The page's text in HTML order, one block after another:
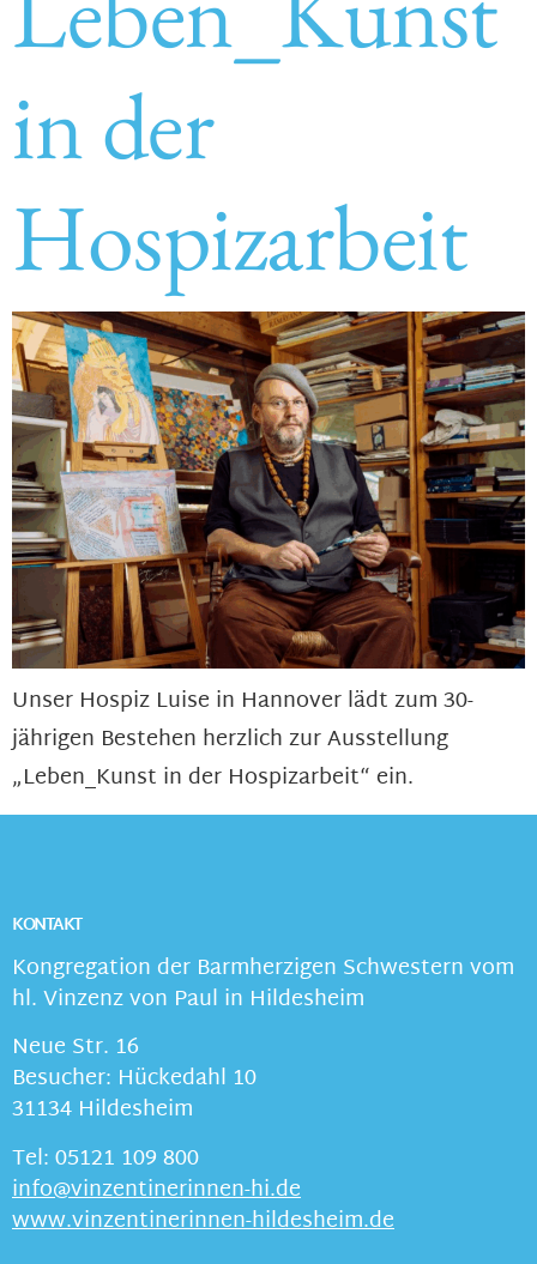
in der
Hospizarbeit
Unser Hospiz Luise in Hannover lädt zum 30-
jährigen Bestehen herzlich zur Ausstellung
„Leben_Kunst in der Hospizarbeit“ ein.
KONTAKT
Kongregation der Barmherzigen Schwestern vom
hl. Vinzenz von Paul in Hildesheim
Neue Str. 16
Besucher: Hückedahl 10
31134 Hildesheim
Tel: 05121 109 800
info@vinzentinerinnen-hi.de
www.vinzentinerinnen-hildesheim.de